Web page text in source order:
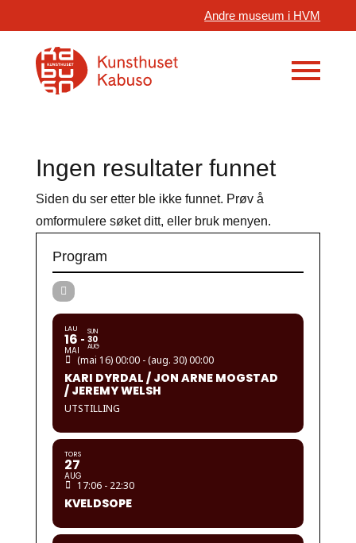
Andre museum i HVM
Ingen resultater funnet
Siden du ser etter ble ikke funnet. Prøv å
omformulere søket ditt, eller bruk menyen.
Program
LAU
16
MAI
SUN
30
AUG
(mai 16) 00:00 - (aug. 30) 00:00
KARI DYRDAL / JON ARNE MOGSTAD
/ JEREMY WELSH
UTSTILLING
TORS
27
AUG
17:06 - 22:30
KVELDSOPE